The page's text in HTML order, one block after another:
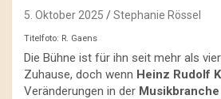
5. Oktober 2025 Stephanie Rössel
Titelfoto: R. Gaens
Die Bühne ist für ihn seit mehr als
Zuhause, doch wenn Heinz Rudolf
Veränderungen in der Musikbranche